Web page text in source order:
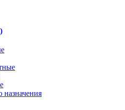
назначения